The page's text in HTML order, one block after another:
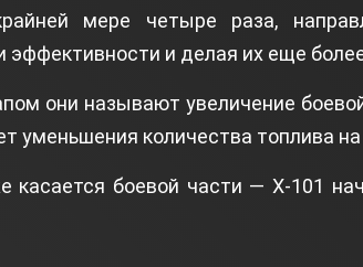
мере четыре раза,
эффективности и делая их еще
они называют увеличение
уменьшения количества топлива на
касается боевой части — Х-101